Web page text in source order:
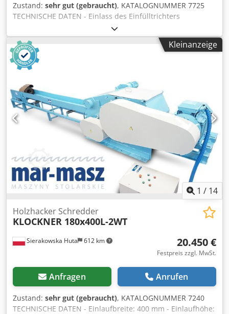
Zustand: sehr gut (gebraucht), KATALOGNUMMER 7725
TECHNISCHE DATEN - Einlass des Einfülltrichters
1200x1000mm - Auslass für Hackschnitzel Ø 200mm -
Arbeitsbreite des Rotors 980mm - Hauptmotor 22kW
Crjdpfx Ahszruh Rj Ejf - Anzahl Messer 24 Stück -
Messerabmessung 30x30mm - Sieb 16/11mm -
Andruckschublade - Elektrischer Autorevers -
Abmessungen L/B/H 2600x2000x1720mm - Gewicht 2125kg
VORTEILE – Deutsche Herstellung – Autorevers –
Andruckschublade – Sehr guter Zustand – Gebrauchte
Holzzerkleinerer Nettopreis: 95.900 PLN Nettopreis: 22.830
Euro je nach Kurs, 4,2 Euro (Preise können sich bei
größeren Schwankungen ändern)
Kleinanzeige
1 / 14
Sierakowska Huta 612 km
Holzhacker Schredder
KLOCKNER 180x400L-2WT
20.450 €
Festpreis zzgl. MwSt.
Anfragen Anrufen
Zustand: sehr gut (gebraucht), KATALOGNUMMER 7240
TECHNISCHE DATEN - Einlaufbreite: 400 mm - Einlaufhöhe: